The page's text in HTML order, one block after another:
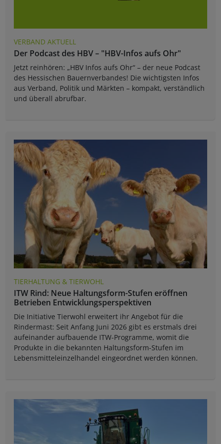
VERBAND AKTUELL
Der Podcast des HBV – "HBV-Infos aufs Ohr"
Jetzt reinhören: „HBV Infos aufs Ohr“ – der neue Podcast
des Hessischen Bauernverbandes! Die wichtigsten Infos
aus Verband, Politik und Märkten – kompakt, verständlich
und überall abrufbar.
TIERHALTUNG & TIERWOHL
ITW Rind: Neue Haltungsform-Stufen eröffnen
Betrieben Entwicklungsperspektiven
Die Initiative Tierwohl erweitert ihr Angebot für die
Rindermast: Seit Anfang Juni 2026 gibt es erstmals drei
aufeinander aufbauende ITW-Programme, womit die
Produkte in die bekannten Haltungsform-Stufen im
Lebensmitteleinzelhandel eingeordnet werden können.